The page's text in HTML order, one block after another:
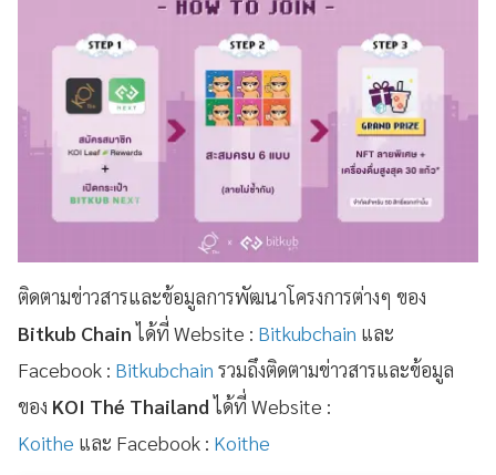
ติดตามข่าวสารและข้อมูลการพัฒนาโครงการต่างๆ ของ
Bitkub Chainได้ที่ Website : Bitkubchain และ
Facebook : Bitkubchain รวมถึงติดตามข่าวสารและข้อมูล
ของ KOI Thé Thailandได้ที่ Website :
Koithe และ Facebook : Koithe